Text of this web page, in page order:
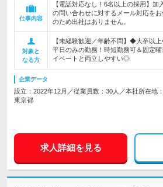
仕事内容
【電話対応なし！6名以上の採用】加
の問い合わせに対するメール対応を
のため出社はありません。
対象と
なる方
【未経験歓迎／年齢不問】◆大卒以
平日のみの勤務！時短勤務可＆固定
イベートと両立しやすい◎
企業データ
設立：2022年12月／従業員数：30人／本社所在地：
東京都
求人詳細を見る